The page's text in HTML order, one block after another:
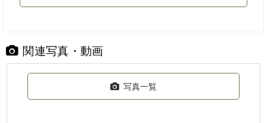
関連写真・動画
写真一覧